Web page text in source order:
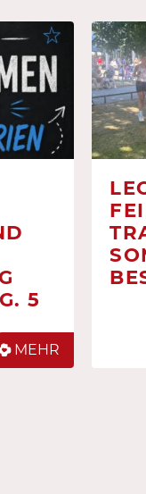
5
MEHR